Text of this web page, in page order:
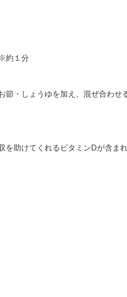
約１分
・しょうゆを加え、混ぜ合わせ
を助けてくれるビタミンDが含ま